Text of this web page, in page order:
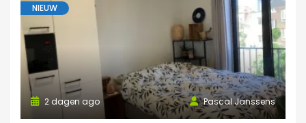
NIEUW
Pascal Janssens
2 dagen ago